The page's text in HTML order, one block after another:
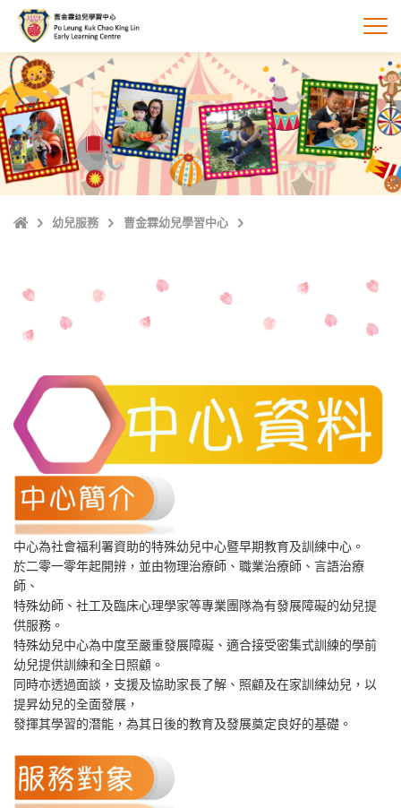
內
容
打
主
幼兒服務 曹金霖幼兒學習中心
中心為社會福利署資助的特殊幼兒中心暨早期教育及訓練中心。
於二零一零年起開辨，並由物理治療師、職業治療師、言語治療
師、
特殊幼師、社工及臨床心理學家等專業團隊為有發展障礙的幼兒提
供服務。
特殊幼兒中心為中度至嚴重發展障礙、適合接受密集式訓練的學前
幼兒提供訓練和全日照顧。
同時亦透過面談，支援及協助家長了解、照顧及在家訓練幼兒，以
提昇幼兒的全面發展，
發揮其學習的潛能，為其日後的教育及發展奠定良好的基礎。